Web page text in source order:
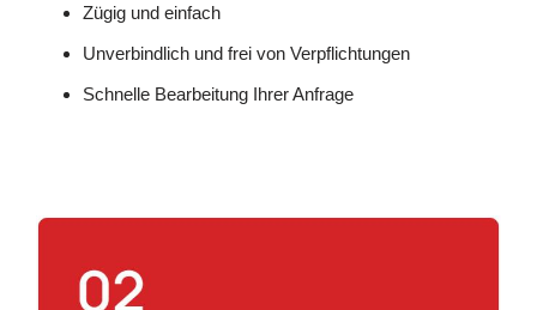
Zügig und einfach
Unverbindlich und frei von Verpflichtungen
Schnelle Bearbeitung Ihrer Anfrage